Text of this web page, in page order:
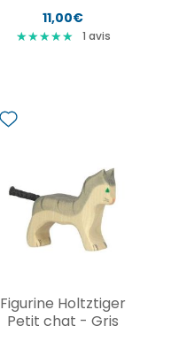
11,00€
★★★★★
★★★★★ 1 avis
Figurine Holtztiger
Petit chat - Gris